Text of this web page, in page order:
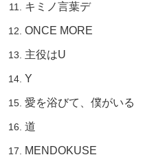
キミノ言葉デ
ONCE MORE
主役はU
Y
愛を浴びて、僕がいる
道
MENDOKUSE